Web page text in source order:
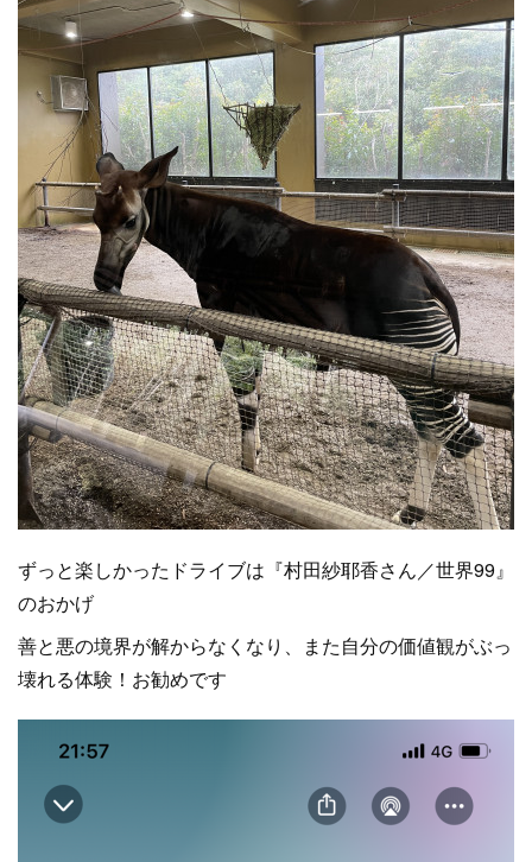
ずっと楽しかったドライブは『村田紗耶香さん／世界99』
のおかげ
善と悪の境界が解からなくなり、また自分の価値観がぶっ
壊れる体験！お勧めです